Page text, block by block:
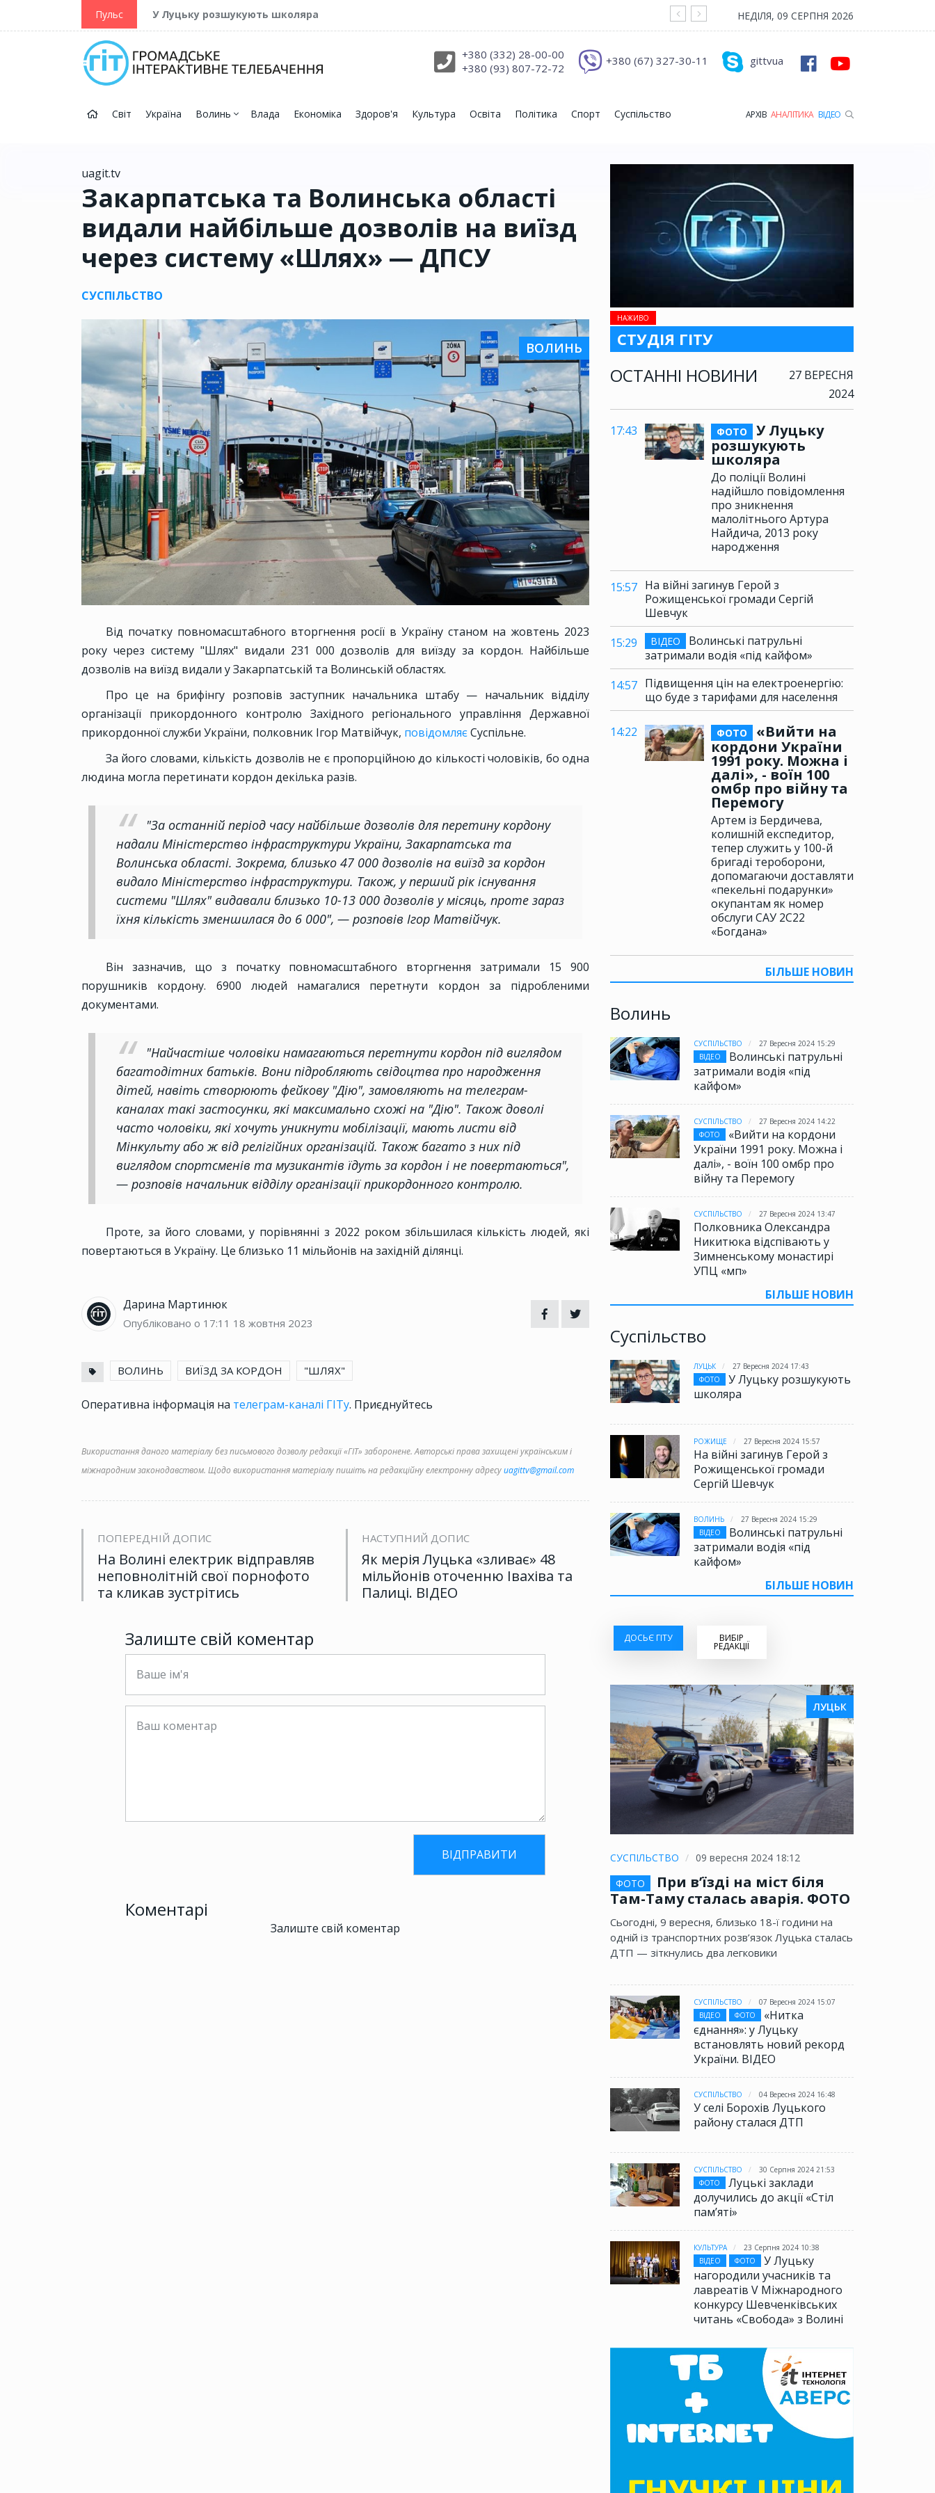
Пульс У Луцьку розшукують школяра На війні загинув Герой з Рожищенської
НЕДІЛЯ, 09 СЕРПНЯ 2026
gittvua
+380 (67) 327-30-11
+380 (332) 28-00-00
+380 (93) 807-72-72
Світ Україна Волинь Влада Економіка Здоров'я Культура Освіта Політика Спорт Суспільство АРХІВ АНАЛІТИКА ВІДЕО
НАЖИВО
СТУДІЯ ГІТУ
ОСТАННІ НОВИНИ
27 ВЕРЕСНЯ
2024
17:43 ФОТО
У Луцьку
розшукують
школяра
До поліції Волині
надійшло повідомлення
про зникнення
малолітнього Артура
Найдича, 2013 року
народження
15:57 На війні загинув Герой з
Рожищенської громади Сергій
Шевчук
15:29
ВІДЕО
Волинські патрульні
затримали водія «під кайфом»
14:57 Підвищення цін на електроенергію:
що буде з тарифами для населення
14:22 ФОТО
«Вийти на
кордони України
1991 року. Можна і
далі», - воїн 100
омбр про війну та
Перемогу
Артем із Бердичева,
колишній експедитор,
тепер служить у 100-й
бригаді тероборони,
допомагаючи доставляти
«пекельні подарунки»
окупантам як номер
обслуги САУ 2С22
«Богдана»
БІЛЬШЕ НОВИН
Волинь
СУСПІЛЬСТВО
27 Вересня 2024 15:29
ВІДЕО
Волинські патрульні
затримали водія «під
кайфом»
СУСПІЛЬСТВО
27 Вересня 2024 14:22
ФОТО
«Вийти на кордони
України 1991 року. Можна і
далі», - воїн 100 омбр про
війну та Перемогу
СУСПІЛЬСТВО 27 Вересня 2024 13:47
Полковника Олександра
Никитюка відспівають у
Зимненському монастирі
УПЦ «мп»
БІЛЬШЕ НОВИН
Суспільство
ЛУЦЬК
27 Вересня 2024 17:43
ФОТО
У Луцьку розшукують
школяра
РОЖИЩЕ 27 Вересня 2024 15:57
На війні загинув Герой з
Рожищенської громади
Сергій Шевчук
ВОЛИНЬ
27 Вересня 2024 15:29
ВІДЕО
Волинські патрульні
затримали водія «під
кайфом»
БІЛЬШЕ НОВИН
ДОСЬЄ ГІТУ ВИБІР
РЕДАКЦІЇ
ЛУЦЬК
СУСПІЛЬСТВО
09 вересня 2024 18:12
ФОТО
При в’їзді на міст біля
Там-Таму сталась аварія. ФОТО
Сьогодні, 9 вересня, близько 18-ї години на
одній із транспортних розв’язок Луцька сталась
ДТП — зіткнулись два легковики
СУСПІЛЬСТВО
07 Вересня 2024 15:07
ВІДЕО
ФОТО
«Нитка
єднання»: у Луцьку
встановлять новий рекорд
України. ВІДЕО
СУСПІЛЬСТВО 04 Вересня 2024 16:48
У селі Борохів Луцького
району сталася ДТП
СУСПІЛЬСТВО
30 Серпня 2024 21:53
ФОТО
Луцькі заклади
долучились до акції «Стіл
памʼяті»
КУЛЬТУРА
23 Серпня 2024 10:38
ВІДЕО
ФОТО
У Луцьку
нагородили учасників та
лавреатів V Міжнародного
конкурсу Шевченківських
читань «Свобода» з Волині
uagit.tv
Закарпатська та Волинська області
видали найбільше дозволів на виїзд
через систему «Шлях» — ДПСУ
СУСПІЛЬСТВО
ВОЛИНЬ
Від початку повномасштабного вторгнення росії в Україну станом на жовтень 2023
року через систему "Шлях" видали 231 000 дозволів для виїзду за кордон. Найбільше
дозволів на виїзд видали у Закарпатській та Волинській областях.
Про це на брифінгу розповів заступник начальника штабу — начальник відділу
організації прикордонного контролю Західного регіонального управління Державної
прикордонної служби України, полковник Ігор Матвійчук, повідомляєСуспільне.
За його словами, кількість дозволів не є пропорційною до кількості чоловіків, бо одна
людина могла перетинати кордон декілька разів.
"За останній період часу найбільше дозволів для перетину кордону
надали Міністерство інфраструктури України, Закарпатська та
Волинська області. Зокрема, близько 47 000 дозволів на виїзд за кордон
видало Міністерство інфраструктури. Також, у перший рік існування
системи "Шлях" видавали близько 10-13 000 дозволів у місяць, проте зараз
їхня кількість зменшилася до 6 000", — розповів Ігор Матвійчук.
Він зазначив, що з початку повномасштабного вторгнення затримали 15 900
порушників кордону. 6900 людей намагалися перетнути кордон за підробленими
документами.
"Найчастіше чоловіки намагаються перетнути кордон під виглядом
багатодітних батьків. Вони підробляють свідоцтва про народження
дітей, навіть створюють фейкову "Дію", замовляють на телеграм-
каналах такі застосунки, які максимально схожі на "Дію". Також доволі
часто чоловіки, які хочуть уникнути мобілізації, мають листи від
Мінкульту або ж від релігійних організацій. Також багато з них під
виглядом спортсменів та музикантів їдуть за кордон і не повертаються",
— розповів начальник відділу організації прикордонного контролю.
Проте, за його словами, у порівнянні з 2022 роком збільшилася кількість людей, які
повертаються в Україну. Це близько 11 мільйонів на західній ділянці.
Дарина Мартинюк
Опубліковано о 17:11 18 жовтня 2023
ВОЛИНЬ ВИЇЗД ЗА КОРДОН "ШЛЯХ"
Оперативна інформація на телеграм-каналі ГІТу. Приєднуйтесь
Використання даного матеріалу без письмового дозволу редакції «ГІТ» заборонене. Авторські права захищені українським і
міжнародним законодавством. Щодо використання матеріалу пишіть на редакційну електронну адресуuagittv@gmail.com
ПОПЕРЕДНІЙ ДОПИС
На Волині електрик відправляв
неповнолітній свої порнофото
та кликав зустрітись
НАСТУПНИЙ ДОПИС
Як мерія Луцька «зливає» 48
мільйонів оточенню Івахіва та
Палиці. ВІДЕО
Залиште свій коментар
Коментарі
Залиште свій коментар